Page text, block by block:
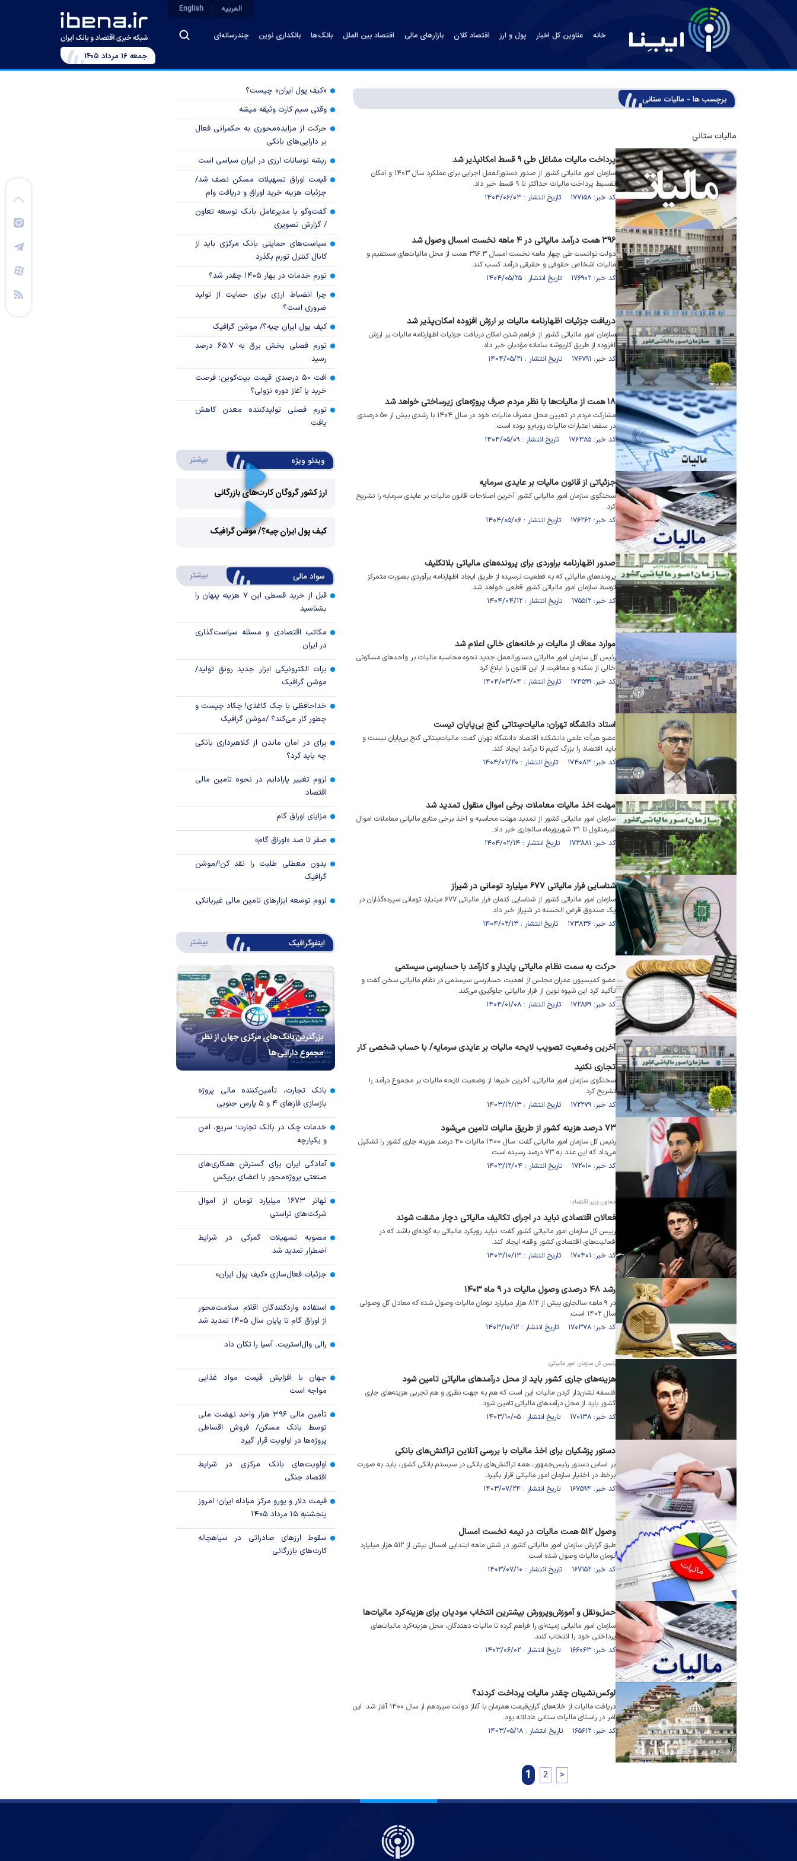
خانه عناوین کل اخبار پول و ارز اقتصاد کلان بازارهای مالی اقتصاد بین الملل بانک‌ها بانکداری نوین چندرسانه‌ای
العربیه English
جمعه ۱۶ مرداد ۱۴۰۵
برچسب ها - مالیات ستانی
مالیات ستانی
پرداخت مالیات مشاغل طی ۹ قسط امکانپذیر شد
سازمان امور مالیاتی کشور از صدور دستورالعمل اجرایی برای عملکرد سال ۱۴۰۳ و امکان
تقسیط پرداخت مالیات حداکثر تا ۹ قسط خبر داد.
کد خبر: ۱۷۷۱۵۸ تاریخ انتشار : ۱۴۰۴/۰۶/۰۳
۳۹۶ همت درآمد مالیاتی در ۴ ماهه نخست امسال وصول شد
دولت توانست طی چهار ماهه نخست امسال ۳۹۶.۳ همت از محل مالیات‌های مستقیم و
مالیات اشخاص حقوقی و حقیقی درآمد کسب کند.
کد خبر: ۱۷۶۹۰۲ تاریخ انتشار : ۱۴۰۴/۰۵/۲۵
دریافت جزئیات اظهارنامه مالیات بر ارزش افزوده امکان‌پذیر شد
سازمان امور مالیاتی کشور از فراهم شدن امکان دریافت جزئیات اظهارنامه مالیات بر ارزش
افزوده از طریق کارپوشه سامانه مؤدیان خبر داد.
کد خبر: ۱۷۶۷۹۱ تاریخ انتشار : ۱۴۰۴/۰۵/۲۱
۱۸ همت از مالیات‌ها با نظر مردم صرف پروژه‌های زیرساختی خواهد شد
مشارکت مردم در تعیین محل مصرف مالیات خود در سال ۱۴۰۴ با رشدی بیش از ۵۰ درصدی
در سقف اعتبارات مالیات رو‌به‌رو بوده است.
کد خبر: ۱۷۶۳۸۵ تاریخ انتشار : ۱۴۰۴/۰۵/۰۹
جزئیاتی از قانون مالیات بر عایدی سرمایه
سخنگوی سازمان امور مالیاتی کشور آخرین اصلاحات قانون مالیات بر عایدی سرمایه را تشریح
کرد.
کد خبر: ۱۷۶۲۶۲ تاریخ انتشار : ۱۴۰۴/۰۵/۰۶
صدور اظهارنامه براوردی برای پرونده‌های مالیاتی بلاتکلیف
پرونده‌های مالیاتی که به قطعیت نرسیده از طریق ایجاد اظهارنامه برآوردی بصورت متمرکز
توسط سازمان امور مالیاتی کشور قطعی خواهد شد.
کد خبر: ۱۷۵۵۱۲ تاریخ انتشار : ۱۴۰۴/۰۴/۱۲
موارد معاف از مالیات بر خانه‌های خالی اعلام شد
رئیس کل سازمان امور مالیاتی دستورالعمل جدید نحوه محاسبه مالیات بر واحد‌های مسکونی
خالی از سکنه و معافیت از این قانون را ابلاغ کرد
کد خبر: ۱۷۴۵۹۹ تاریخ انتشار : ۱۴۰۴/۰۳/۰۴
استاد دانشگاه تهران: مالیات‌سِتاتی گنج بی‌پایان نیست
عضو هیأت علمی دانشکده اقتصاد دانشگاه تهران گفت: مالیات‌سِتاتی گنج بی‌پایان نیست و
باید اقتصاد را بزرگ کنیم تا درآمد ایجاد کند.
کد خبر: ۱۷۴۰۸۳ تاریخ انتشار : ۱۴۰۴/۰۲/۲۰
مهلت اخذ مالیات معاملات برخی اموال منقول تمدید شد
سازمان امور مالیاتی کشور از تمدید مهلت محاسبه و اخذ برخی منابع مالیاتی معاملات اموال
غیرمنقول تا ۳۱ شهریورماه سال‏جاری خبر داد.
کد خبر: ۱۷۳۸۸۱ تاریخ انتشار : ۱۴۰۴/۰۲/۱۴
شناسایی فرار مالیاتی ۶۷۷ میلیارد تومانی در شیراز
سازمان امور مالیاتی کشور از شناسایی کتمان فرار مالیاتی ۶۷۷ میلیارد تومانی سپرده‌گذاران در
یک صندوق قرض الحسنه در شیراز خبر داد.
کد خبر: ۱۷۳۸۳۶ تاریخ انتشار : ۱۴۰۴/۰۲/۱۳
حرکت به سمت نظام مالیاتی پایدار و کارآمد با حسابرسی سیستمی
عضو کمیسیون عمران مجلس از اهمیت حسابرسی سیستمی در نظام مالیاتی سخن گفت و
تأکید کرد این شیوه نوین از فرار مالیاتی جلوگیری می‌کند.
کد خبر: ۱۷۲۸۶۹ تاریخ انتشار : ۱۴۰۴/۰۱/۰۸
آخرین وضعیت تصویب لایحه مالیات بر عایدی سرمایه/ با حساب شخصی کار
تجاری نکنید
سخنگوی سازمان امور مالیاتی، آخرین خبر‌ها از وضعیت لایحه مالیات بر مجموع درآمد را
تشریح کرد.
کد خبر: ۱۷۲۲۷۹ تاریخ انتشار : ۱۴۰۳/۱۲/۱۳
۷۳ درصد هزینه کشور از طریق مالیات تامین می‌شود
رئیس کل سازمان امور مالیاتی گفت: سال ۱۴۰۰ مالیات ۴۰ درصد هزینه جاری کشور را تشکیل
می‌داد که این عدد به ۷۳ درصد رسیده است.
کد خبر: ۱۷۲۰۱۰ تاریخ انتشار : ۱۴۰۳/۱۲/۰۴
معاون وزیر اقتصاد:
فعالان اقتصادی نباید در اجرای تکالیف مالیاتی دچار مشقت شوند
رییس کل سازمان امور مالیاتی کشور گفت: نباید رویکرد مالیاتی به گونه‌ای باشد که در
فعالیت‌های اقتصادی کشور وقفه ایجاد کند.
کد خبر: ۱۷۰۴۰۱ تاریخ انتشار : ۱۴۰۳/۱۰/۱۳
رشد ۴۸ درصدی وصول مالیات در ۹ ماه ۱۴۰۳
در ۹ ماهه سالجاری بیش از ۸۱۲ هزار میلیارد تومان مالیات وصول شده که معادل کل وصولی
سال ۱۴۰۲ است.
کد خبر: ۱۷۰۳۷۸ تاریخ انتشار : ۱۴۰۳/۱۰/۱۲
رئیس کل سازمان امور مالیاتی:
هزینه‌های جاری کشور باید از محل درآمدهای مالیاتی تامین شود
فلسفه نشان‌دار کردن مالیات این است که هم به جهت نظری و هم تجربی هزینه‌های جاری
کشور باید از محل درآمد‌های مالیاتی تامین شود.
کد خبر: ۱۷۰۱۳۸ تاریخ انتشار : ۱۴۰۳/۱۰/۰۵
دستور پزشکیان برای اخذ مالیات با بررسی آنلاین تراکنش‌های بانکی
بر اساس دستور رئیس‌جمهور، همه تراکنش‌های بانکی در سیستم بانکی کشور، باید به صورت
برخط در اختیار سازمان امور مالیاتی قرار بگیرد.
کد خبر: ۱۶۷۵۹۴ تاریخ انتشار : ۱۴۰۳/۰۷/۲۴
وصول ۵۱۲ همت مالیات در نیمه نخست امسال
طبق گزارش سازمان امور مالیاتی کشور در شش ماهه ابتدایی امسال بیش از ۵۱۲ هزار میلیارد
تومان مالیات وصول شده است.
کد خبر: ۱۶۷۱۵۲ تاریخ انتشار : ۱۴۰۳/۰۷/۱۰
حمل‌ونقل و آموزش‌وپرورش بیشترین انتخاب مودیان برای هزینه‌کرد مالیات‌ها
سازمان امور مالیاتی زمینه‌ای را فراهم کرده تا مالیات دهندگان، محل هزینه‌کرد مالیات‌های
پرداختی خود را انتخاب کنند.
کد خبر: ۱۶۶۰۶۳ تاریخ انتشار : ۱۴۰۳/۰۶/۰۲
لوکس‌نشینان چقدر مالیات پرداخت کردند؟
دریافت مالیات از خانه‌های گران‌قیمت همزمان با آغاز دولت سیزدهم از سال ۱۴۰۰ آغاز شد؛ این
امر در راستای مالیات ستانی عادلانه بود.
کد خبر: ۱۶۵۶۱۲ تاریخ انتشار : ۱۴۰۳/۰۵/۱۸
1 2 >
«کیف پول ایران» چیست؟
وقتی سیم کارت وثیقه میشه
حرکت از مزایده‌محوری به حکمرانی فعال
بر دارایی‌های بانکی
ریشه نوسانات ارزی در ایران سیاسی است
قیمت اوراق تسهیلات مسکن نصف شد/
جزئیات هزینه خرید اوراق و دریافت وام
گفت‌وگو با مدیرعامل بانک توسعه تعاون
/ گزارش تصویری
سیاست‌های حمایتی بانک مرکزی باید از
کانال کنترل تورم بگذرد
تورم خدمات در بهار ۱۴۰۵ چقدر شد؟
چرا انضباط ارزی برای حمایت از تولید
ضروری است؟
کیف پول ایران چیه؟/ موشن گرافیک
تورم فصلی بخش برق به ۶۵.۷ درصد
رسید
افت ۵۰ درصدی قیمت بیت‌کوین؛ فرصت
خرید یا آغاز دوره نزولی؟
تورم فصلی تولیدکننده معدن کاهش
یافت
ویدئو ویژه بیشتر درباره ویدئو ویژه
ارز کشور گروگان کارت‌های بازرگانی
Video
کیف پول ایران چیه؟/ موشن گرافیک
سواد مالی بیشتر درباره سواد مالی
قبل از خرید قسطی این ۷ هزینه پنهان را
بشناسید
مکاتب اقتصادی و مسئله سیاست‌گذاری
در ایران
برات الکترونیکی ابزار جدید رونق تولید/
موشن گرافیک
خداحافظی با چک کاغذی! چکاد چیست و
چطور کار می‌کند؟ /موشن گرافیک
برای در امان ماندن از کلاهبرداری بانکی
چه باید کرد؟
لزوم تغییر پارادایم در نحوه تامین مالی
اقتصاد
مزایای اوراق گام
صفر تا صد «اوراق گام»
بدون معطلی طلبت را نقد کن!/موشن
گرافیک
لزوم توسعه ابزارهای تامین مالی غیربانکی
اینفوگرافیک بیشتر درباره اینفوگرافیک
بزرگترین بانک‌های مرکزی جهان از نظر
مجموع دارایی‌ها
بانک تجارت، تأمین‌کننده مالی پروژه
بازسازی فاز‌های ۴ و ۵ پارس جنوبی
خدمات چک در بانک تجارت؛ سریع، امن
و یکپارچه
آمادگی ایران برای گسترش همکاری‌های
صنعتی پروژه‌محور با اعضای بریکس
تهاتر ۱۶۷۳ میلیارد تومان از اموال
شرکت‌های تراستی
مصوبه تسهیلات گمرکی در شرایط
اضطرار تمدید شد
جزئیات فعال‌سازی «کیف پول ایران»
استفاده واردکنندگان اقلام سلامت‌محور
از اوراق گام تا پایان سال ۱۴۰۵ تمدید شد
رالی وال‌استریت، آسیا را تکان داد
جهان با افزایش قیمت مواد غذایی
مواجه است
تأمین مالی ۳۹۶ هزار واحد نهضت ملی
توسط بانک مسکن/ فروش اقساطی
پروژه‌ها در اولویت قرار گیرد
اولویت‌های بانک مرکزی در شرایط
اقتصاد جنگی
قیمت دلار و یورو مرکز مبادله ایران؛ امروز
پنجشنبه ۱۵ مرداد ۱۴۰۵
سقوط ارزهای صادراتی در سیاهچاله
کارت‌های بازرگانی